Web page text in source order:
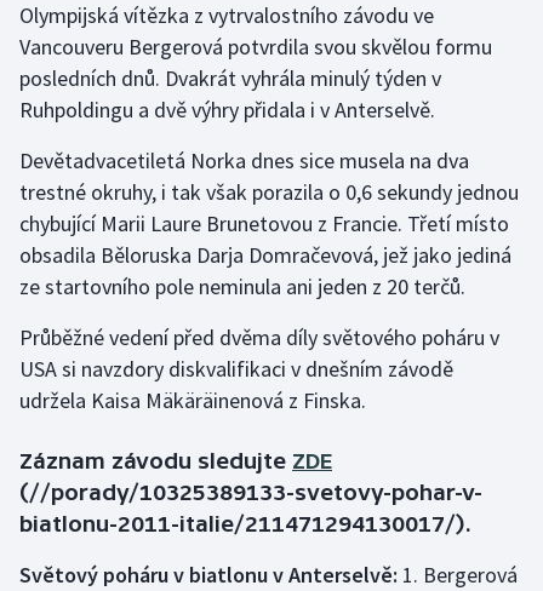
Futsal
Golf
Gymnastika
Házená
Jezdectví
Judo
Krasobruslení
Lyže a snowboard
Moderní pětiboj
Olympijská vítězka z vytrvalostního závodu ve
Vancouveru Bergerová potvrdila svou skvělou formu
posledních dnů. Dvakrát vyhrála minulý týden v
Ruhpoldingu a dvě výhry přidala i v Anterselvě.
Devětadvacetiletá Norka dnes sice musela na dva
trestné okruhy, i tak však porazila o 0,6 sekundy jednou
chybující Marii Laure Brunetovou z Francie. Třetí místo
obsadila Běloruska Darja Domračevová, jež jako jediná
ze startovního pole neminula ani jeden z 20 terčů.
Průběžné vedení před dvěma díly světového poháru v
USA si navzdory diskvalifikaci v dnešním závodě
udržela Kaisa Mäkäräinenová z Finska.
Záznam závodu sledujte ZDE
(//porady/10325389133-svetovy-pohar-v-
biatlonu-2011-italie/211471294130017/).
Světový poháru v biatlonu v Anterselvě: 1. Bergerová